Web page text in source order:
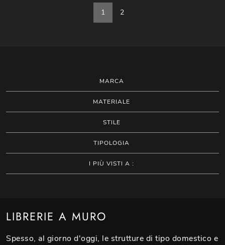
1 2
MARCA
MATERIALE
STILE
TIPOLOGIA
I PIÙ VISTI A :
LIBRERIE A MURO
Spesso, al giorno d'oggi, le strutture di tipo domestico e